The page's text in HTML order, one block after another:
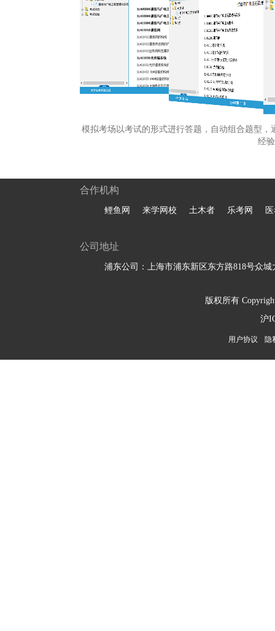
模拟考场以考试的形式进行答题，自动组合题型
经
合作机构
鲤鱼网 来学网校 土木者 乐考网
公司地址
浦东公司：上海市浦东新区东方路818号众城
版权所有
沪
用户协议 隐